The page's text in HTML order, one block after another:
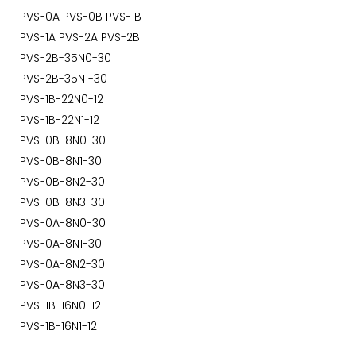
PVS-0A PVS-0B PVS-1B
PVS-1A PVS-2A PVS-2B
PVS-2B-35N0-30
PVS-2B-35N1-30
PVS-1B-22N0-12
PVS-1B-22N1-12
PVS-0B-8N0-30
PVS-0B-8N1-30
PVS-0B-8N2-30
PVS-0B-8N3-30
PVS-0A-8N0-30
PVS-0A-8N1-30
PVS-0A-8N2-30
PVS-0A-8N3-30
PVS-1B-16N0-12
PVS-1B-16N1-12